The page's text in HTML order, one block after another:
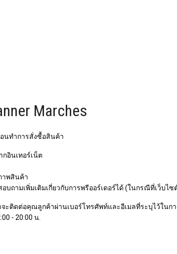
Marches
นทำการสั่งซื้อสินค้า
อินเทอร์เน็ต
าพสินค้า
ามเพิ่มเติมเกี่ยวกับการพรีออร์เดอร์ได้ (ในกรณีที่เว็บไซ
ติดต่อคุณลูกค้าผ่านเบอร์โทรศัพท์และอีเมลที่ระบุไว้ในก
- 20:00 น.